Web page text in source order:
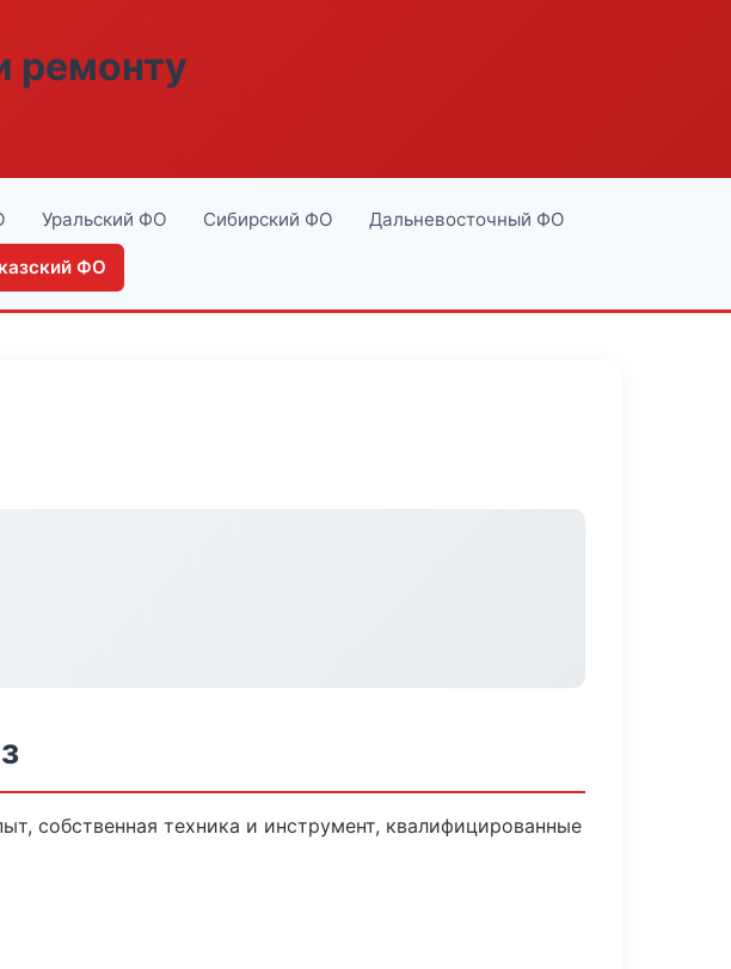
ремонту
Уральский ФО Сибирский ФО Дальневосточный ФО
ФО
собственная техника и инструмент, квалифицированные